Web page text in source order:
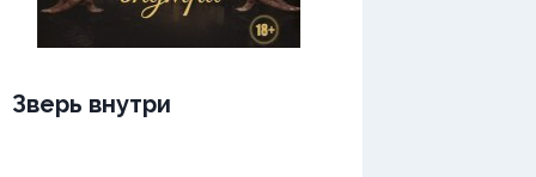
Зверь внутри